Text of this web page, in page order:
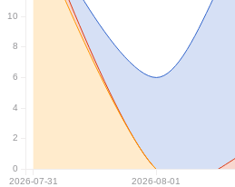
2026-07-31 2026-08-01
0
2
4
6
8
10